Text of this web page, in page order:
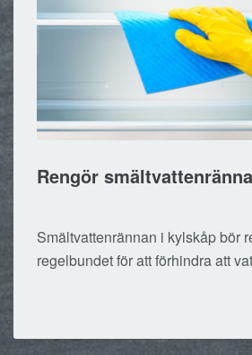
Rengör
Smältvattenrännan i kylskåp bör
regelbundet för att förhindra att